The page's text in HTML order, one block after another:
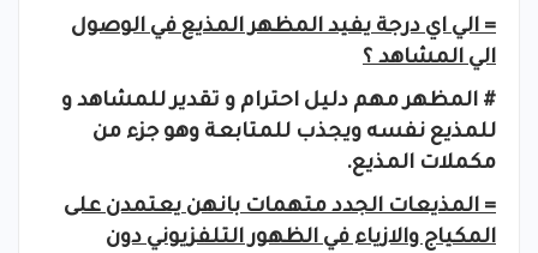
= الي اي درجة يفيد المظهر المذيع في الوصول
الي المشاهد ؟
# المظهر مهم دليل احترام و تقدير للمشاهد و
للمذيع نفسه ويجذب للمتابعة وهو جزء من
مكملات المذيع.
= المذيعات الجدد متهمات بانهن يعتمدن على
المكياج والازياء في الظهور التلفزيوني دون